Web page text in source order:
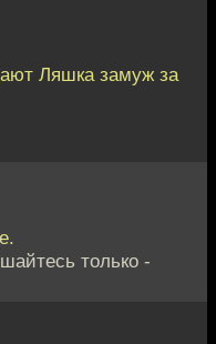
Ляшка замуж за
только -